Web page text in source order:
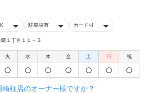
駐車場有 カード可
１丁目１１－３
火 水 木 金 土 日 祝
崎柱店のオーナー様ですか？